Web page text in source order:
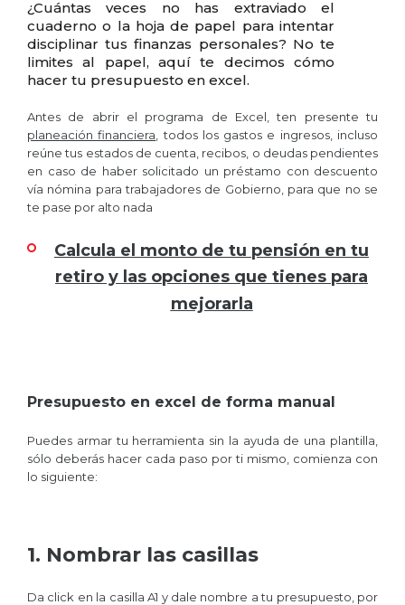
¿Cuántas veces no has extraviado el
cuaderno o la hoja de papel para intentar
disciplinar tus finanzas personales? No te
limites al papel, aquí te decimos cómo
hacer tu presupuesto en excel.
Antes de abrir el programa de Excel, ten presente tu
planeación financiera , todos los gastos e ingresos, incluso
reúne tus estados de cuenta, recibos, o deudas pendientes
en caso de haber solicitado un préstamo con descuento
vía nómina para trabajadores de Gobierno, para que no se
te pase por alto nada
Calcula el monto de tu pensión en tu
retiro y las opciones que tienes para
mejorarla
Presupuesto en excel de forma manual
Puedes armar tu herramienta sin la ayuda de una plantilla,
sólo deberás hacer cada paso por ti mismo, comienza con
lo siguiente:
1. Nombrar las casillas
Da click en la casilla A1 y dale nombre a tu presupuesto, por